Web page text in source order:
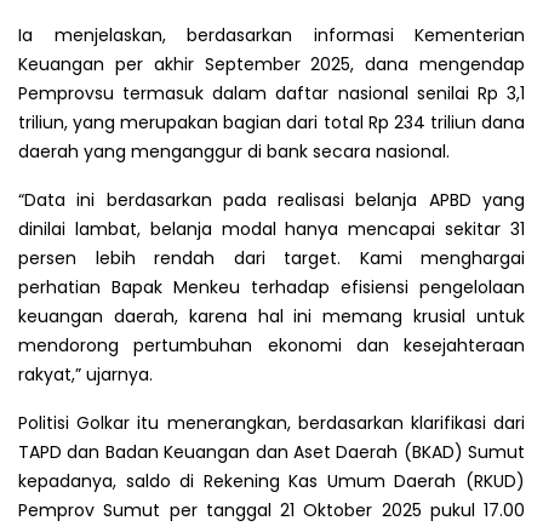
Ia menjelaskan, berdasarkan informasi Kementerian
Keuangan per akhir September 2025, dana mengendap
Pemprovsu termasuk dalam daftar nasional senilai Rp 3,1
triliun, yang merupakan bagian dari total Rp 234 triliun dana
daerah yang menganggur di bank secara nasional.
“Data ini berdasarkan pada realisasi belanja APBD yang
dinilai lambat, belanja modal hanya mencapai sekitar 31
persen lebih rendah dari target. Kami menghargai
perhatian Bapak Menkeu terhadap efisiensi pengelolaan
keuangan daerah, karena hal ini memang krusial untuk
mendorong pertumbuhan ekonomi dan kesejahteraan
rakyat,” ujarnya.
Politisi Golkar itu menerangkan, berdasarkan klarifikasi dari
TAPD dan Badan Keuangan dan Aset Daerah (BKAD) Sumut
kepadanya, saldo di Rekening Kas Umum Daerah (RKUD)
Pemprov Sumut per tanggal 21 Oktober 2025 pukul 17.00